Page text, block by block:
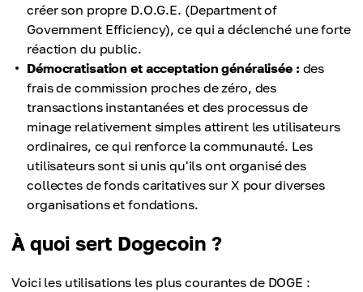
créer son propre D.O.G.E. (Department of
Government Efficiency), ce qui a déclenché une forte
réaction du public.
Démocratisation et acceptation généralisée : des
frais de commission proches de zéro, des
transactions instantanées et des processus de
minage relativement simples attirent les utilisateurs
ordinaires, ce qui renforce la communauté. Les
utilisateurs sont si unis qu'ils ont organisé des
collectes de fonds caritatives sur X pour diverses
organisations et fondations.
À quoi sert Dogecoin ?
Voici les utilisations les plus courantes de DOGE :